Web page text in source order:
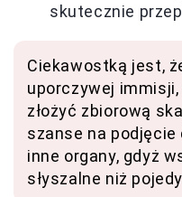
skutecznie
Ciekawostką jest,
uporczywej
złożyć zbiorową
szanse na podjęcie
inne organy, gdyż
słyszalne niż